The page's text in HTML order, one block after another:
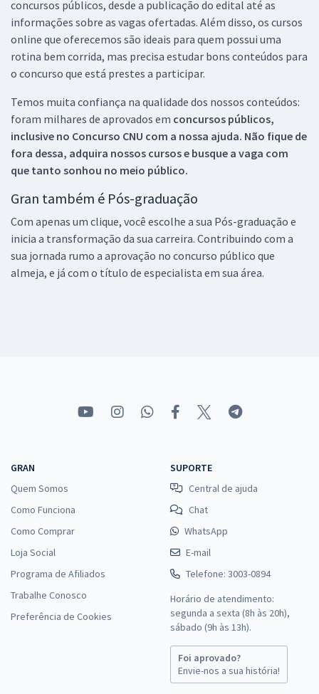
concursos públicos, desde a publicação do edital até as
informações sobre as vagas ofertadas. Além disso, os cursos
online que oferecemos são ideais para quem possui uma
rotina bem corrida, mas precisa estudar bons conteúdos para
o concurso que está prestes a participar.
Temos muita confiança na qualidade dos nossos conteúdos:
foram milhares de aprovados em concursos públicos,
inclusive no Concurso CNU com a nossa ajuda. Não fique de
fora dessa, adquira nossos cursos e busque a vaga com
que tanto sonhou no meio público.
Gran também é Pós-graduação
Com apenas um clique, você escolhe a sua Pós-graduação e
inicia a transformação da sua carreira. Contribuindo com a
sua jornada rumo a aprovação no concurso público que
almeja, e já com o título de especialista em sua área.
GRAN
Quem Somos
Como Funciona
Como Comprar
Loja Social
Programa de Afiliados
Trabalhe Conosco
Preferência de Cookies
SUPORTE
Central de ajuda
Chat
WhatsApp
E-mail
Telefone: 3003-0894
Horário de atendimento:
segunda a sexta (8h às 20h),
sábado (9h às 13h).
Foi aprovado?
Envie-nos a sua história!